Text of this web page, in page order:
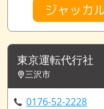
ジャッカ
東京運転代行社
三沢市
0176-52-2228